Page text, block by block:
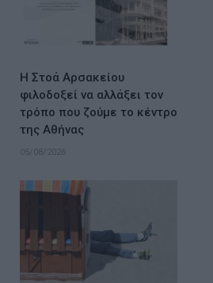
Η Στοά Αρσακείου
φιλοδοξεί να αλλάξει τον
τρόπο που ζούμε το κέντρο
της Αθήνας
05/08/2026